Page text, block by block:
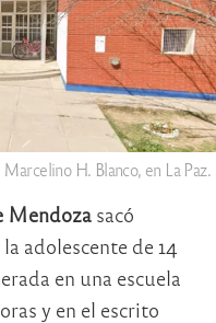
H. Blanco, en La Paz.
Mendoza sacó
adolescente de 14
en una escuela
y en el escrito